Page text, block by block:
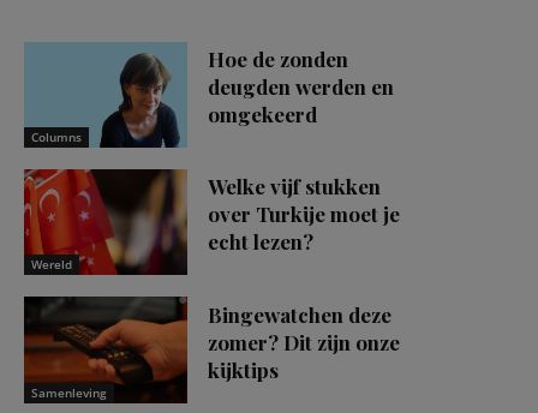
Columns
Hoe de zonden
deugden werden en
omgekeerd
Wereld
Welke vijf stukken
over Turkije moet je
echt lezen?
Samenleving
Bingewatchen deze
zomer? Dit zijn onze
kijktips